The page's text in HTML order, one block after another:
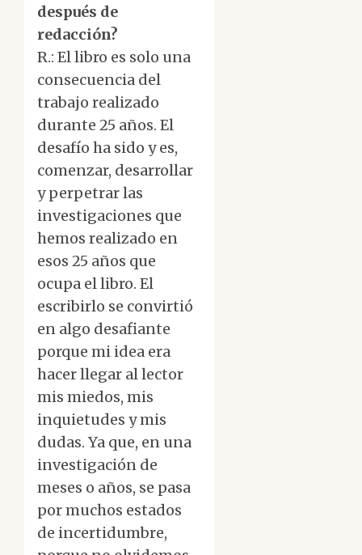
después de
redacción?
R.: El libro es solo una
consecuencia del
trabajo realizado
durante 25 años. El
desafío ha sido y es,
comenzar, desarrollar
y perpetrar las
investigaciones que
hemos realizado en
esos 25 años que
ocupa el libro. El
escribirlo se convirtió
en algo desafiante
porque mi idea era
hacer llegar al lector
mis miedos, mis
inquietudes y mis
dudas. Ya que, en una
investigación de
meses o años, se pasa
por muchos estados
de incertidumbre,